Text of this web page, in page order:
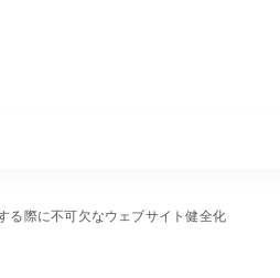
る際に不可欠なウェブサイト健全化